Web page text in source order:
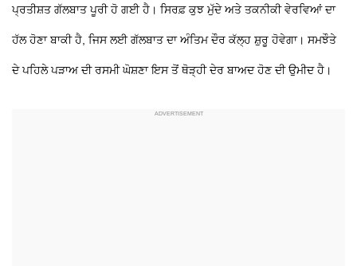
ਪ੍ਰਤੀਸ਼ਤ ਗੱਲਬਾਤ ਪੂਰੀ ਹੋ ਗਈ ਹੈ। ਸਿਰਫ਼ ਕੁਝ ਮੁੱਦੇ ਅਤੇ ਤਕਨੀਕੀ ਵੇਰਵਿਆਂ ਦਾ
ਹੱਲ ਹੋਣਾ ਬਾਕੀ ਹੈ, ਜਿਸ ਲਈ ਗੱਲਬਾਤ ਦਾ ਅੰਤਿਮ ਦੌਰ ਕੱਲ੍ਹ ਸ਼ੁਰੂ ਹੋਵੇਗਾ। ਸਮਝੌਤੇ
ਦੇ ਪਹਿਲੇ ਪੜਾਅ ਦੀ ਰਸਮੀ ਘੋਸ਼ਣਾ ਇਸ ਤੋਂ ਥੋੜ੍ਹੀ ਦੇਰ ਬਾਅਦ ਹੋਣ ਦੀ ਉਮੀਦ ਹੈ।